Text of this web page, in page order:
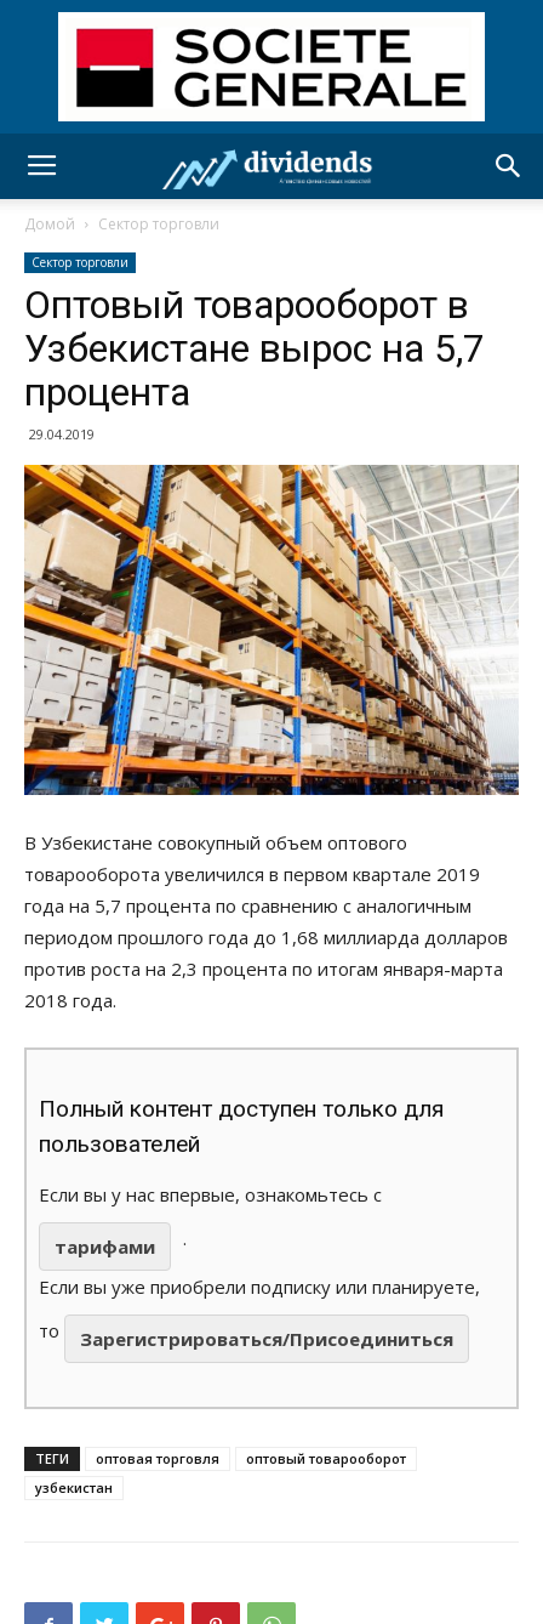
Домой Сектор торговли
Сектор торговли
Оптовый товарооборот в
Узбекистане вырос на 5,7
процента
29.04.2019
В Узбекистане совокупный объем оптового
товарооборота увеличился в первом квартале 2019
года на 5,7 процента по сравнению с аналогичным
периодом прошлого года до 1,68 миллиарда долларов
против роста на 2,3 процента по итогам января-марта
2018 года.
Полный контент доступен только для
пользователей
Если вы у нас впервые, ознакомьтесь с
тарифами
.
Если вы уже приобрели подписку или планируете,
то
Зарегистрироваться/Присоединиться
ТЕГИ оптовая торговля
оптовый товарооборот
узбекистан